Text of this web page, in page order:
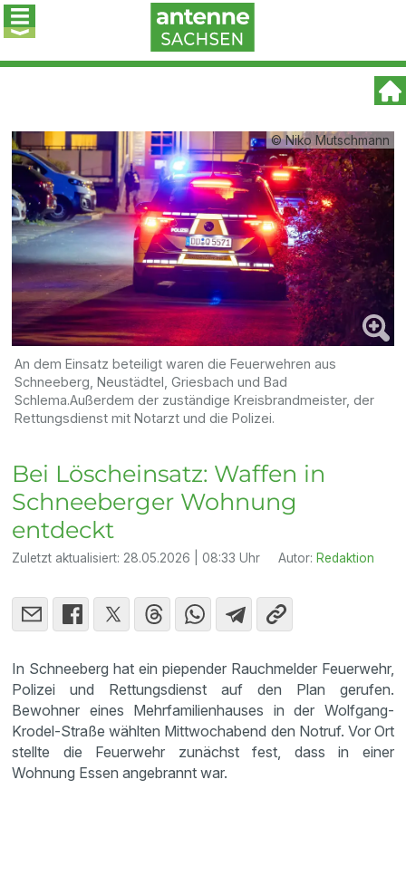
© Niko Mutschmann
An dem Einsatz beteiligt waren die Feuerwehren aus
Schneeberg, Neustädtel, Griesbach und Bad
Schlema.Außerdem der zuständige Kreisbrandmeister, der
Rettungsdienst mit Notarzt und die Polizei.
Bei Löscheinsatz: Waffen in
Schneeberger Wohnung
entdeckt
Zuletzt aktualisiert: 28.05.2026 | 08:33 Uhr Autor: Redaktion
In Schneeberg hat ein piepender Rauchmelder Feuerwehr,
Polizei und Rettungsdienst auf den Plan gerufen.
Bewohner eines Mehrfamilienhauses in der Wolfgang-
Krodel-Straße wählten Mittwochabend den Notruf. Vor Ort
stellte die Feuerwehr zunächst fest, dass in einer
Wohnung Essen angebrannt war.